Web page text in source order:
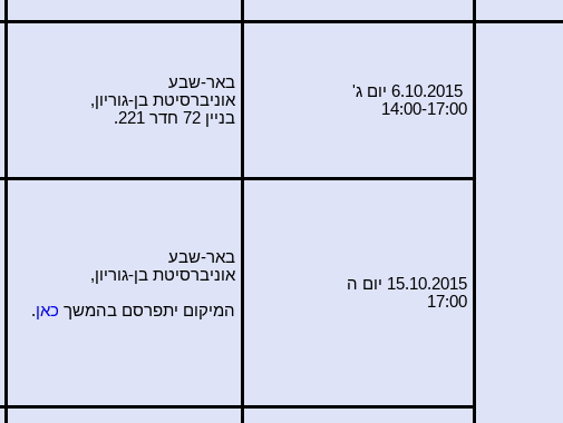
באר-שבע
אוניברסיטת בן-גוריון,
בניין 72 חדר 221.
6.10.2015 יום ג'
14:00-17:00
באר-שבע
אוניברסיטת בן-גוריון,
המיקום יתפרסם בהמשך כאן.
15.10.2015 יום ה
17:00